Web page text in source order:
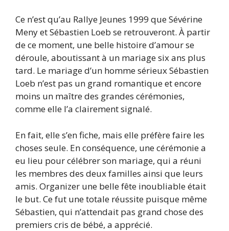
Ce n’est qu’au Rallye Jeunes 1999 que Sévérine
Meny et Sébastien Loeb se retrouveront. À partir
de ce moment, une belle histoire d’amour se
déroule, aboutissant à un mariage six ans plus
tard. Le mariage d’un homme sérieux Sébastien
Loeb n’est pas un grand romantique et encore
moins un maître des grandes cérémonies,
comme elle l’a clairement signalé.
En fait, elle s’en fiche, mais elle préfère faire les
choses seule. En conséquence, une cérémonie a
eu lieu pour célébrer son mariage, qui a réuni
les membres des deux familles ainsi que leurs
amis. Organizer une belle fête inoubliable était
le but. Ce fut une totale réussite puisque même
Sébastien, qui n’attendait pas grand chose des
premiers cris de bébé, a apprécié.